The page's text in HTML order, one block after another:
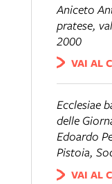
Aniceto
pratese,
2000
VAI AL
Ecclesiae
delle
Edoardo
Pistoia,
VAI AL